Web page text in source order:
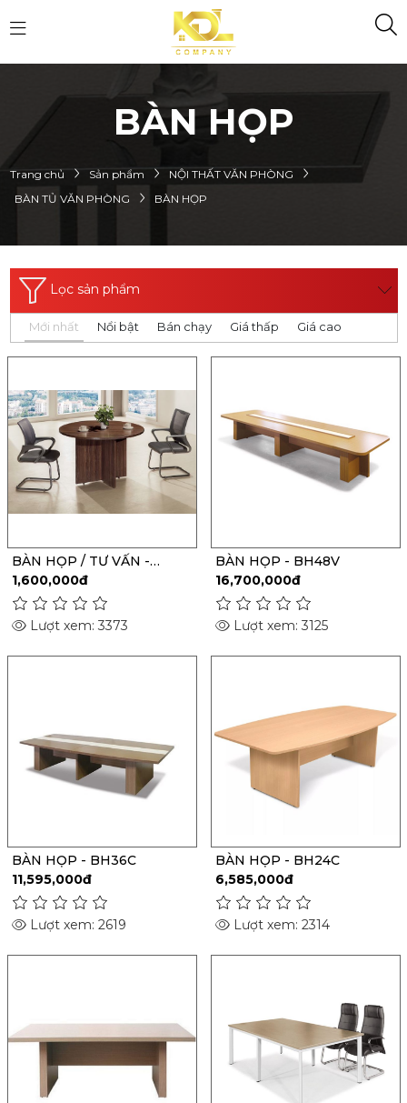
BÀN HỌP
Trang chủ Sản phẩm
NỘI THẤT VĂN PHÒNG
BÀN TỦ VĂN PHÒNG
BÀN HỌP
Lọc sản phẩm
Mới nhất Nổi bật Bán chạy Giá thấp Giá cao
BÀN HỌP / TƯ VẤN -
V0510
1,600,000đ
Lượt xem: 3373
BÀN HỌP - BH48V
16,700,000đ
Lượt xem: 3125
BÀN HỌP - BH36C
11,595,000đ
Lượt xem: 2619
BÀN HỌP - BH24C
6,585,000đ
Lượt xem: 2314